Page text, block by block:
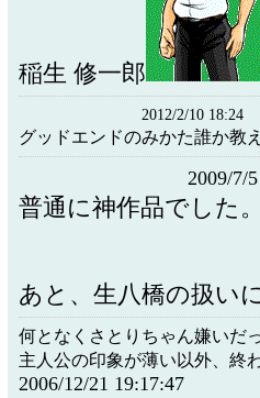
稲生 修一郎
2012/2/10 18:24
グッドエンドのみかた誰か教
2009/7/
普通に神作品でした。
あと、生八橋の扱い
何となくさとりちゃん嫌いだ
主人公の印象が薄い以外、終
2006/12/21 19:17:47